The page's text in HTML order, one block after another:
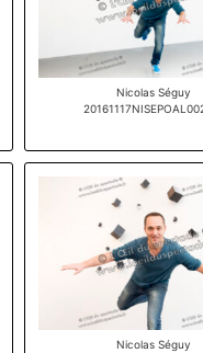
Nicolas Séguy
Nicolas Séguy